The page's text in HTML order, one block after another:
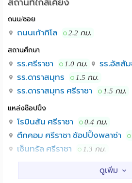
สถานที่ใกล้เคียง
ถนน/ซอย
ถนนเก้ากิโล 2.2 กม.
สถานศึกษา
รร.ศรีราชา 1.0 กม. รร.อัสสั
รร.ดาราสมุทร 1.5 กม.
รร.ดาราสมุทร ศรีราชา 1.5 กม.
แหล่งช๊อปปิ้ง
โรบินสัน ศรีราชา 0.4 กม.
ตึกคอม ศรีราชา ช้อปปิ้งพลาซ่า
เซ็นทรัล ศรีราชา 1.3 กม.
ตลาดวรกิจพลาซ่า 2.1 กม. ต
โรงพยาบาล